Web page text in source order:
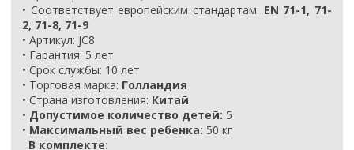
• Соответствует европейским стандартам: EN 71-1, 71-
2, 71-8, 71-9
• Артикул: JC8
• Гарантия: 5 лет
• Срок службы: 10 лет
• Торговая марка: Голландия
• Страна изготовления: Китай
• Допустимое количество детей: 5
• Максимальный вес ребенка: 50 кг
В комплекте: